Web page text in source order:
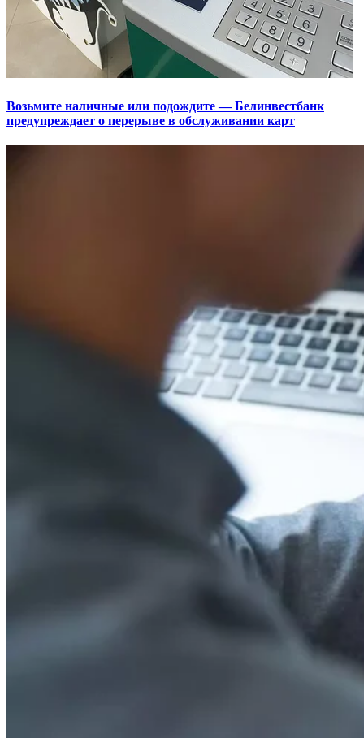
Возьмите наличные или подождите — Белинвестбанк
предупреждает о перерыве в обслуживании карт